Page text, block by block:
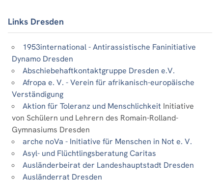
Links Dresden
1953international - Antirassistische Faninitiative
Dynamo Dresden
Abschiebehaftkontaktgruppe Dresden e.V.
Afropa e. V. - Verein für afrikanisch-europäische
Verständigung
Aktion für Toleranz und Menschlichkeit Initiative
von Schülern und Lehrern des Romain-Rolland-
Gymnasiums Dresden
arche noVa - Initiative für Menschen in Not e. V.
Asyl- und Flüchtlingsberatung Caritas
Ausländerbeirat der Landeshauptstadt Dresden
Ausländerrat Dresden